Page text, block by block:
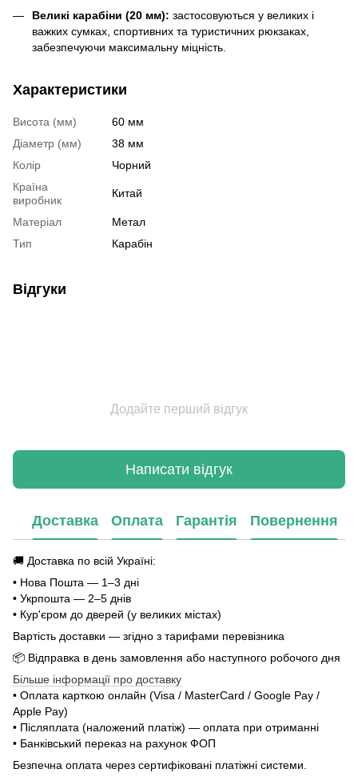
Великі карабіни (20 мм): застосовуються у великих і
важких сумках, спортивних та туристичних рюкзаках,
забезпечуючи максимальну міцність.
Характеристики
Висота (мм)
60 мм
Діаметр (мм)
38 мм
Колір
Чорний
Країна
виробник
Китай
Матеріал
Метал
Тип
Карабін
Відгуки
Додайте перший відгук
Написати відгук
Доставка Оплата Гарантія Повернення
🚚 Доставка по всій Україні:
• Нова Пошта — 1–3 дні
• Укрпошта — 2–5 днів
• Кур'єром до дверей (у великих містах)
Вартість доставки — згідно з тарифами перевізника
📦 Відправка в день замовлення або наступного робочого дня
Більше інформації про доставку
• Оплата карткою онлайн (Visa / MasterCard / Google Pay /
Apple Pay)
• Післяплата (наложений платіж) — оплата при отриманні
• Банківський переказ на рахунок ФОП
Безпечна оплата через сертифіковані платіжні системи.